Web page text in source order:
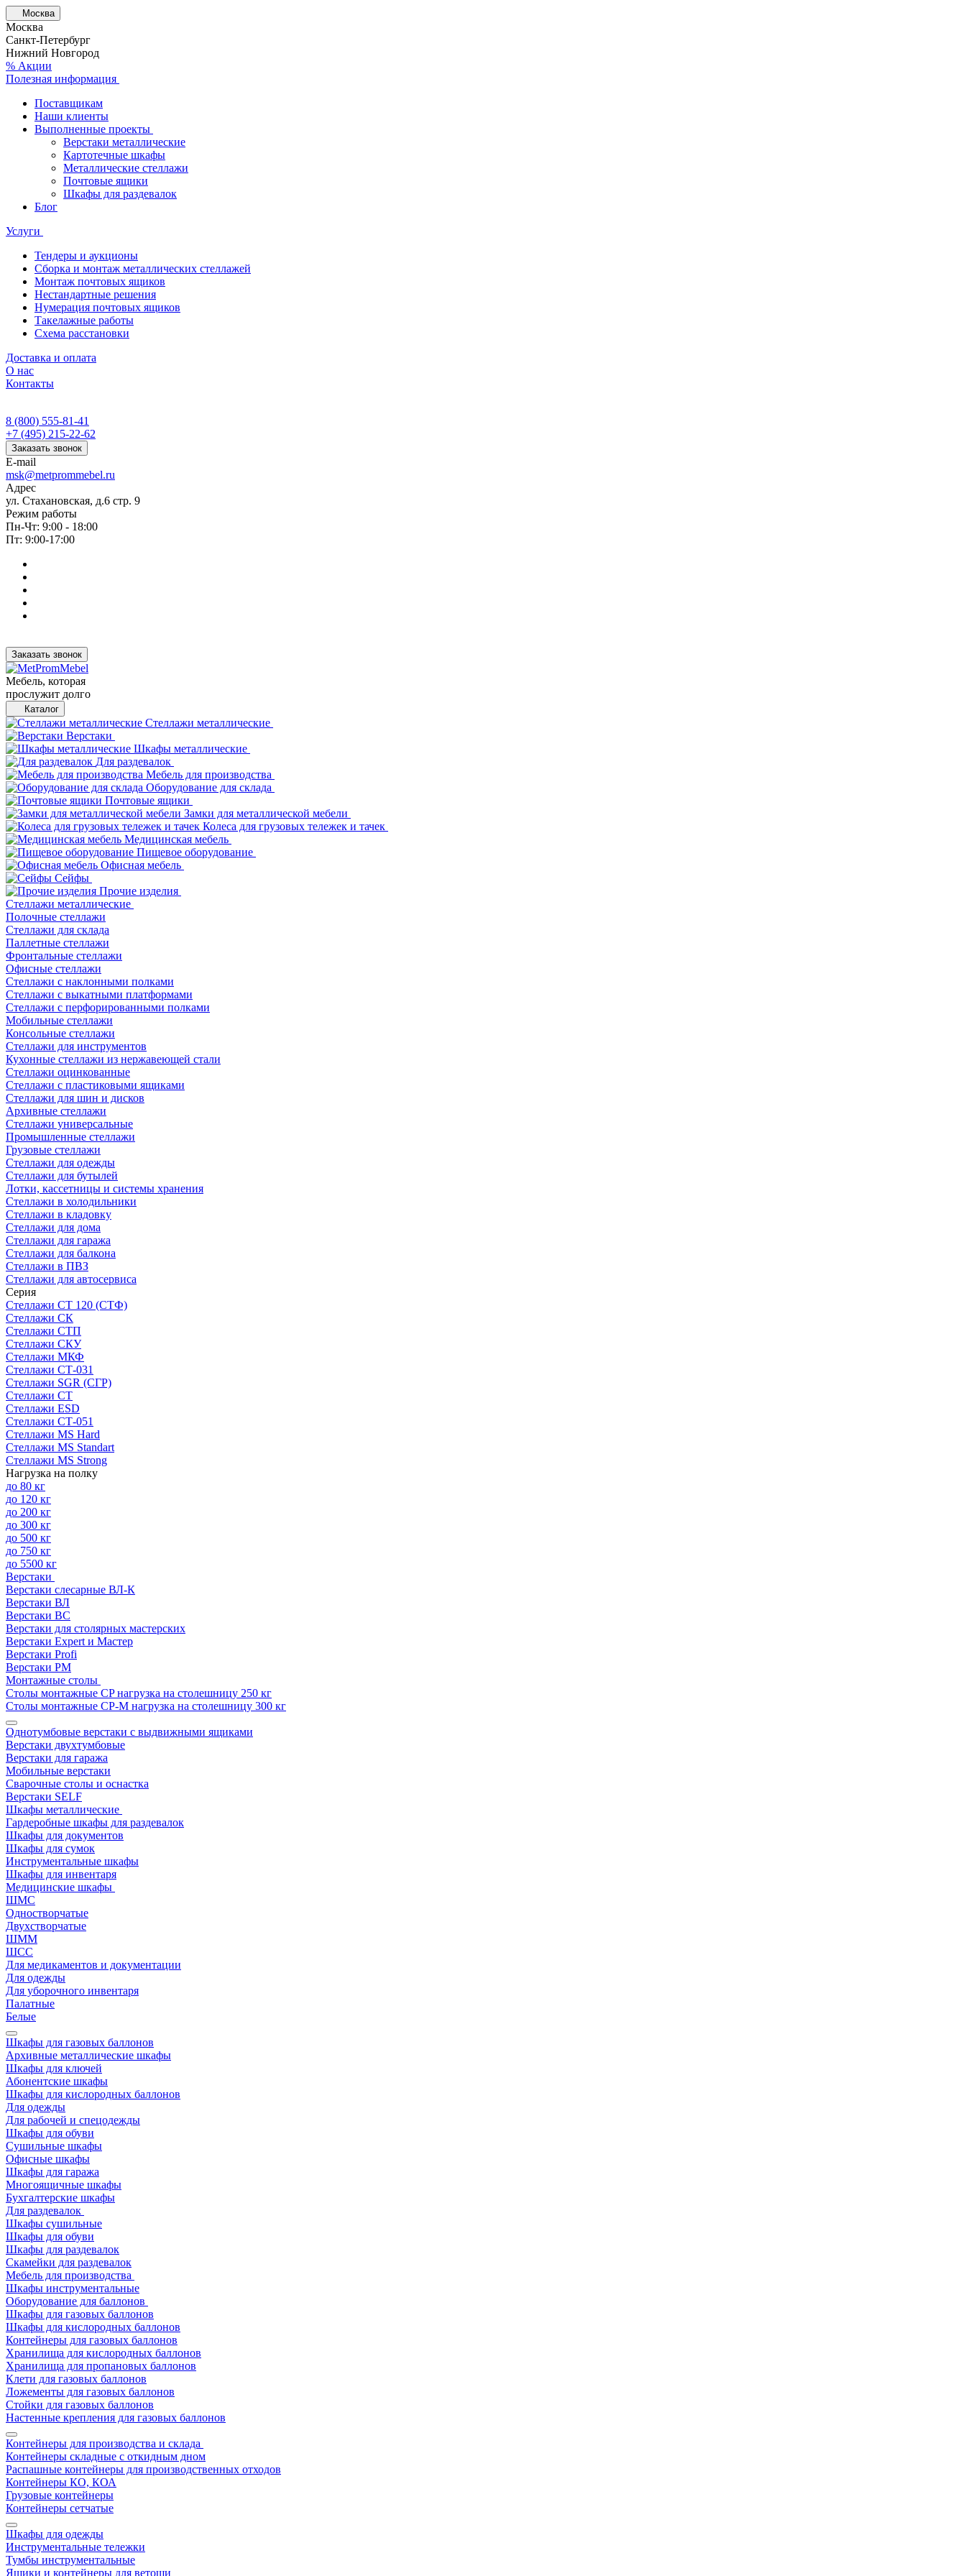
Москва
Москва
Санкт-Петербург
Нижний Новгород
% Акции
Полезная информация
Поставщикам
Наши клиенты
Выполненные проекты
Верстаки металлические
Картотечные шкафы
Металлические стеллажи
Почтовые ящики
Шкафы для раздевалок
Блог
Услуги
Тендеры и аукционы
Сборка и монтаж металлических стеллажей
Монтаж почтовых ящиков
Нестандартные решения
Нумерация почтовых ящиков
Такелажные работы
Схема расстановки
Доставка и оплата
О нас
Контакты
8 (800) 555-81-41
+7 (495) 215-22-62
Заказать звонок
E-mail
msk@metprommebel.ru
Адрес
ул. Стахановская, д.6 стр. 9
Режим работы
Пн-Чт: 9:00 - 18:00
Пт: 9:00-17:00
Заказать звонок
Мебель, которая
прослужит долго
Каталог
Стеллажи металлические
Верстаки
Шкафы металлические
Для раздевалок
Мебель для производства
Оборудование для склада
Почтовые ящики
Замки для металлической мебели
Колеса для грузовых тележек и тачек
Медицинская мебель
Пищевое оборудование
Офисная мебель
Сейфы
Прочие изделия
Стеллажи металлические
Полочные стеллажи
Стеллажи для склада
Паллетные стеллажи
Фронтальные стеллажи
Офисные стеллажи
Стеллажи с наклонными полками
Стеллажи с выкатными платформами
Стеллажи с перфорированными полками
Мобильные стеллажи
Консольные стеллажи
Стеллажи для инструментов
Кухонные стеллажи из нержавеющей стали
Стеллажи оцинкованные
Стеллажи с пластиковыми ящиками
Стеллажи для шин и дисков
Архивные стеллажи
Стеллажи универсальные
Промышленные стеллажи
Грузовые стеллажи
Стеллажи для одежды
Стеллажи для бутылей
Лотки, кассетницы и системы хранения
Стеллажи в холодильники
Стеллажи в кладовку
Стеллажи для дома
Стеллажи для гаража
Стеллажи для балкона
Стеллажи в ПВЗ
Стеллажи для автосервиса
Серия
Стеллажи СТ 120 (СТФ)
Стеллажи СК
Стеллажи СТП
Стеллажи СКУ
Стеллажи МКФ
Стеллажи СТ-031
Стеллажи SGR (СГР)
Стеллажи СТ
Стеллажи ESD
Стеллажи СТ-051
Стеллажи MS Hard
Стеллажи MS Standart
Стеллажи MS Strong
Нагрузка на полку
до 80 кг
до 120 кг
до 200 кг
до 300 кг
до 500 кг
до 750 кг
до 5500 кг
Верстаки
Верстаки слесарные ВЛ-К
Верстаки ВЛ
Верстаки ВС
Верстаки для столярных мастерских
Верстаки Expert и Мастер
Верстаки Profi
Верстаки РМ
Монтажные столы
Столы монтажные СP нагрузка на столешницу 250 кг
Столы монтажные СР-М нагрузка на столешницу 300 кг
Однотумбовые верстаки с выдвижными ящиками
Верстаки двухтумбовые
Верстаки для гаража
Мобильные верстаки
Сварочные столы и оснастка
Верстаки SELF
Шкафы металлические
Гардеробные шкафы для раздевалок
Шкафы для документов
Шкафы для сумок
Инструментальные шкафы
Шкафы для инвентаря
Медицинские шкафы
ШМС
Одностворчатые
Двухстворчатые
ШММ
ШСС
Для медикаментов и документации
Для одежды
Для уборочного инвентаря
Палатные
Белые
Шкафы для газовых баллонов
Архивные металлические шкафы
Шкафы для ключей
Абонентские шкафы
Шкафы для кислородных баллонов
Для одежды
Для рабочей и спецодежды
Шкафы для обуви
Сушильные шкафы
Офисные шкафы
Шкафы для гаража
Многоящичные шкафы
Бухгалтерские шкафы
Для раздевалок
Шкафы сушильные
Шкафы для обуви
Шкафы для раздевалок
Скамейки для раздевалок
Мебель для производства
Шкафы инструментальные
Оборудование для баллонов
Шкафы для газовых баллонов
Шкафы для кислородных баллонов
Контейнеры для газовых баллонов
Хранилища для кислородных баллонов
Хранилища для пропановых баллонов
Клети для газовых баллонов
Ложементы для газовых баллонов
Стойки для газовых баллонов
Настенные крепления для газовых баллонов
Контейнеры для производства и склада
Контейнеры складные с откидным дном
Распашные контейнеры для производственных отходов
Контейнеры КО, КОА
Грузовые контейнеры
Контейнеры сетчатые
Шкафы для одежды
Инструментальные тележки
Тумбы инструментальные
Ящики и контейнеры для ветоши